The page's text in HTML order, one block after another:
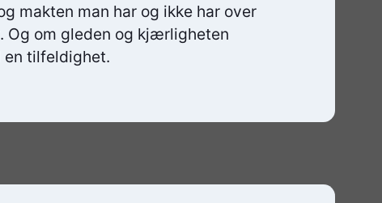
makten man har og ikke har over
Og om gleden og kjærligheten
tilfeldighet.